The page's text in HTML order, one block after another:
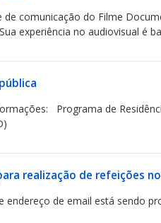
comunicação do Filme
experiência no audiovisual é
Programa de
realização de refeições
endereço de email está sendo